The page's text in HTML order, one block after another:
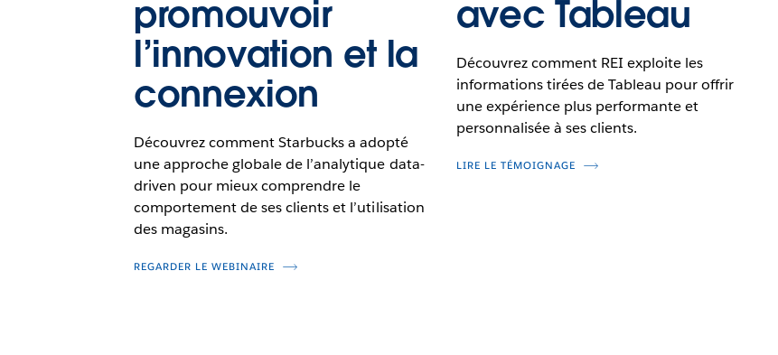
promouvoir
l’innovation et la
connexion
Découvrez comment Starbucks a adopté
une approche globale de l’analytique data-
driven pour mieux comprendre le
comportement de ses clients et l’utilisation
des magasins.
REGARDER LE WEBINAIRE
avec Tableau
Découvrez comment REI exploite les
informations tirées de Tableau pour offrir
une expérience plus performante et
personnalisée à ses clients.
LIRE LE TÉMOIGNAGE